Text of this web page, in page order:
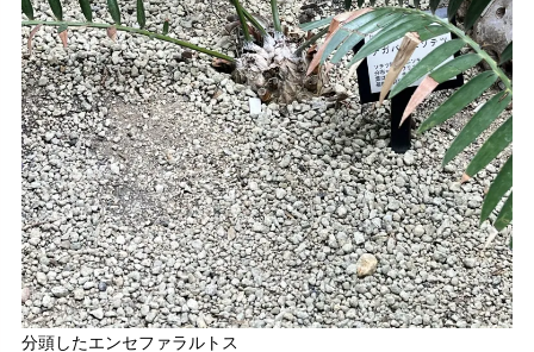
分頭したエンセファラルトス